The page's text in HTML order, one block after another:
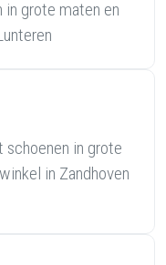
grote maten en
in grote
in Zandhoven